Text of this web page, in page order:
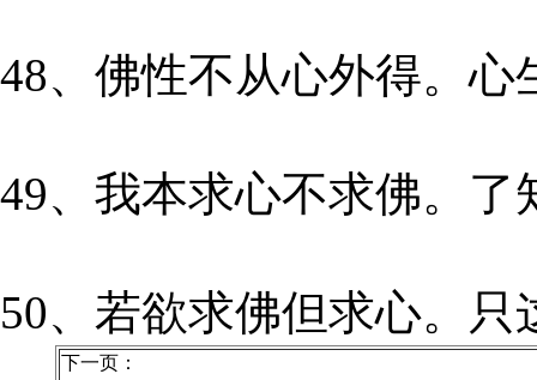
48、佛性不从心外得。心
49、我本求心不求佛。了
50、若欲求佛但求心。只
下一页：